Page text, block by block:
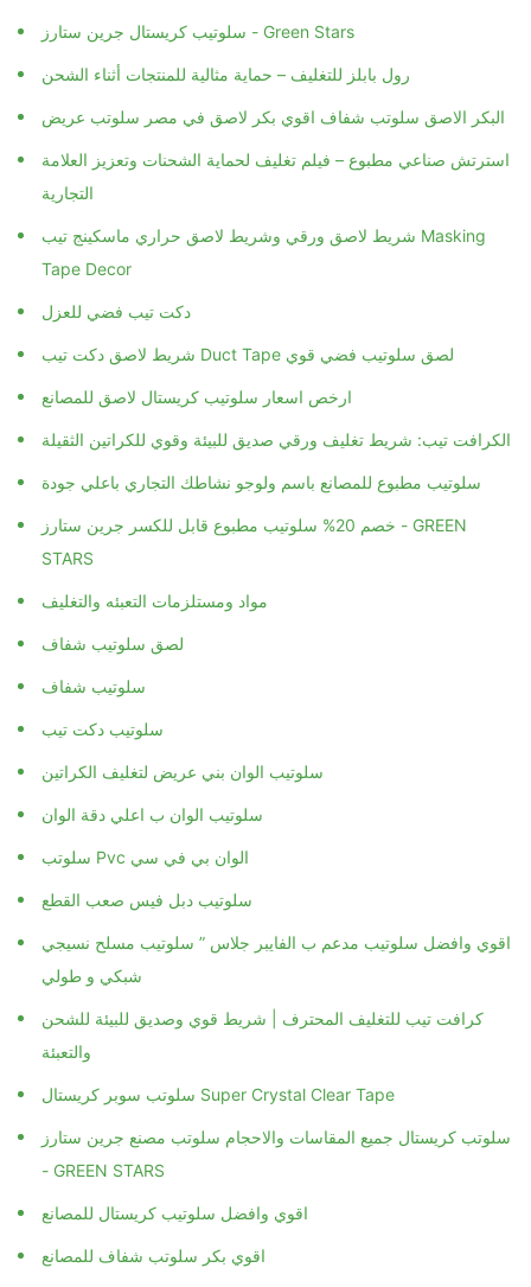
سلوتيب كريستال جرين ستارز - Green Stars
رول بابلز للتغليف – حماية مثالية للمنتجات أثناء الشحن
البكر الاصق سلوتب شفاف اقوي بكر لاصق في مصر سلوتب عريض
استرتش صناعي مطبوع – فيلم تغليف لحماية الشحنات وتعزيز العلامة
التجارية
شريط لاصق ورقي وشريط لاصق حراري ماسكينج تيب Masking
Tape Decor
دكت تيب فضي للعزل
شريط لاصق دكت تيب Duct Tape لصق سلوتيب فضي قوي
ارخص اسعار سلوتيب كريستال لاصق للمصانع
الكرافت تيب: شريط تغليف ورقي صديق للبيئة وقوي للكراتين الثقيلة
سلوتيب مطبوع للمصانع باسم ولوجو نشاطك التجاري باعلي جودة
خصم 20% سلوتيب مطبوع قابل للكسر جرين ستارز - GREEN
STARS
مواد ومستلزمات التعبئه والتغليف
لصق سلوتيب شفاف
سلوتيب شفاف
سلوتيب دكت تيب
سلوتيب الوان بني عريض لتغليف الكراتين
سلوتيب الوان ب اعلي دقة الوان
سلوتب Pvc الوان بي في سي
سلوتيب دبل فيس صعب القطع
اقوي وافضل سلوتيب مدعم ب الفايبر جلاس ” سلوتيب مسلح نسيجي
شبكي و طولي
كرافت تيب للتغليف المحترف | شريط قوي وصديق للبيئة للشحن
والتعبئة
سلوتب سوبر كريستال Super Crystal Clear Tape
سلوتب كريستال جميع المقاسات والاحجام سلوتب مصنع جرين ستارز
- GREEN STARS
اقوي وافضل سلوتيب كريستال للمصانع
اقوي بكر سلوتب شفاف للمصانع